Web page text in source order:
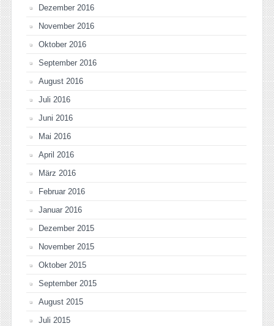
Dezember 2016
November 2016
Oktober 2016
September 2016
August 2016
Juli 2016
Juni 2016
Mai 2016
April 2016
März 2016
Februar 2016
Januar 2016
Dezember 2015
November 2015
Oktober 2015
September 2015
August 2015
Juli 2015